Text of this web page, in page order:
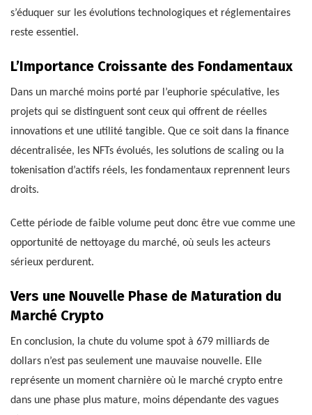
s’éduquer sur les évolutions technologiques et réglementaires
reste essentiel.
L’Importance Croissante des Fondamentaux
Dans un marché moins porté par l’euphorie spéculative, les
projets qui se distinguent sont ceux qui offrent de réelles
innovations et une utilité tangible. Que ce soit dans la finance
décentralisée, les NFTs évolués, les solutions de scaling ou la
tokenisation d’actifs réels, les fondamentaux reprennent leurs
droits.
Cette période de faible volume peut donc être vue comme une
opportunité de nettoyage du marché, où seuls les acteurs
sérieux perdurent.
Vers une Nouvelle Phase de Maturation du
Marché Crypto
En conclusion, la chute du volume spot à 679 milliards de
dollars n’est pas seulement une mauvaise nouvelle. Elle
représente un moment charnière où le marché crypto entre
dans une phase plus mature, moins dépendante des vagues